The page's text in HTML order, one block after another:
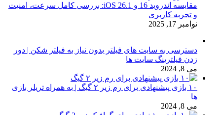
مقایسه اندروید 16 و iOS 26.1: بررسی کامل سرعت، امنیت
و تجربه کاربری
نوامبر 17, 2025
دسترسی به سایت های فیلتر بدون نیاز به فیلتر شکن | دور
زدن فیلترینگ سایت ها
می 8, 2024
۱۰ بازی پیشنهادی برای رم زیر ۲ گیگ | به همراه تریلر بازی
ها
می 8, 2024